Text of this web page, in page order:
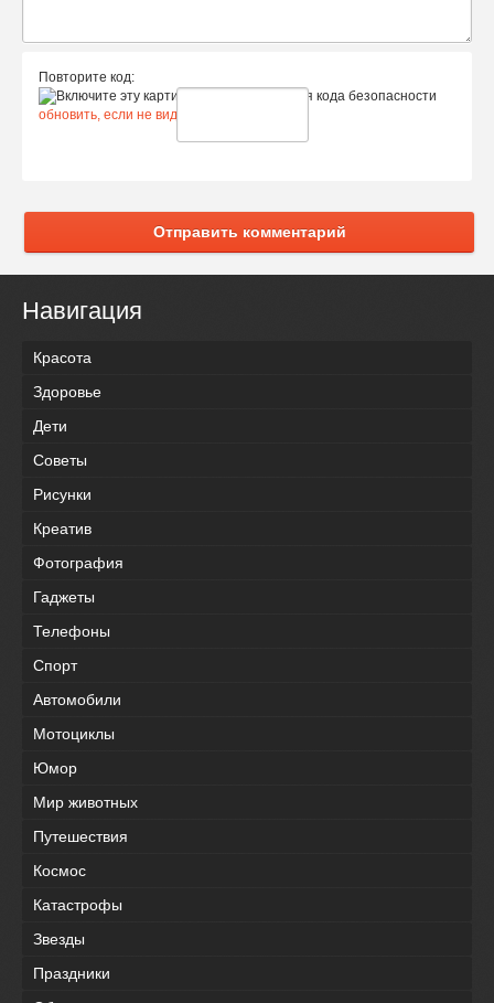
Повторите код:
обновить, если не виден код
Отправить комментарий
Навигация
Красота
Здоровье
Дети
Советы
Рисунки
Креатив
Фотография
Гаджеты
Телефоны
Спорт
Автомобили
Мотоциклы
Юмор
Мир животных
Путешествия
Космос
Катастрофы
Звезды
Праздники